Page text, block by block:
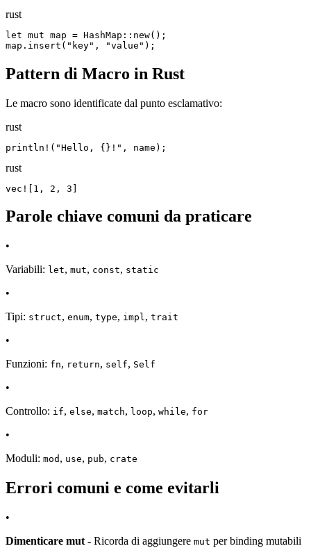
rust
let mut map = HashMap::new();
map.insert("key", "value");
Pattern di Macro in Rust
Le macro sono identificate dal punto esclamativo:
rust
println!("Hello, {}!", name);
rust
vec![1, 2, 3]
Parole chiave comuni da praticare
•
Variabili: let, mut, const, static
•
Tipi: struct, enum, type, impl, trait
•
Funzioni: fn, return, self, Self
•
Controllo: if, else, match, loop, while, for
•
Moduli: mod , use, pub, crate
Errori comuni e come evitarli
•
Dimenticare mut - Ricorda di aggiungere mut per binding mutabili